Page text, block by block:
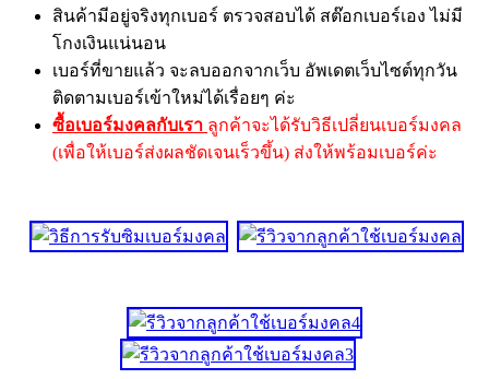
สินค้ามีอยู่จริงทุกเบอร์ ตรวจสอบได้ สต๊อกเบอร์เอง ไม่มี
โกงเงินแน่นอน
เบอร์ที่ขายแล้ว จะลบออกจากเว็บ อัพเดตเว็บไซต์ทุกวัน
ติดตามเบอร์เข้าใหม่ได้เรื่อยๆ ค่ะ
ซื้อเบอร์มงคลกับเรา ลูกค้าจะได้รับวิธีเปลี่ยนเบอร์มงคล
(เพื่อให้เบอร์ส่งผลชัดเจนเร็วขึ้น) ส่งให้พร้อมเบอร์ค่ะ